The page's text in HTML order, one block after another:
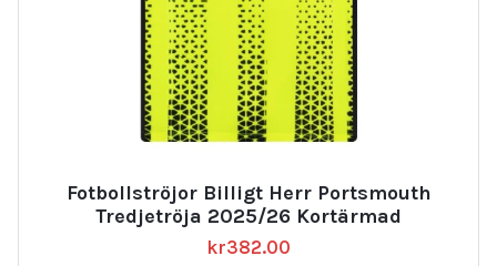
Fotbollströjor Billigt Herr Portsmouth
Tredjetröja 2025/26 Kortärmad
kr382.00